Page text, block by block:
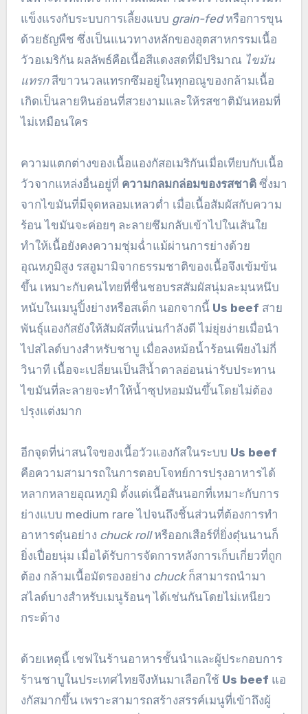
แข็งแรงกับระบบการเลี้ยงแบบ grain-fedหรือการขุน
ด้วยธัญพืช ซึ่งเป็นแนวทางหลักของอุตสาหกรรมเนื้อ
วัวอเมริกัน ผลลัพธ์คือเนื้อสีแดงสดที่มีปริมาณ ไขมัน
แทรกสีขาวนวลแทรกซึมอยู่ในทุกอณูของกล้ามเนื้อ
เกิดเป็นลายหินอ่อนที่สวยงามและให้รสชาติมันหอมที่
ไม่เหมือนใคร
ความแตกต่างของเนื้อแองกัสอเมริกันเมื่อเทียบกับเนื้อ
วัวจากแหล่งอื่นอยู่ที่ ความกลมกล่อมของรสชาติซึ่งมา
จากไขมันที่มีจุดหลอมเหลวต่ำ เมื่อเนื้อสัมผัสกับความ
ร้อน ไขมันจะค่อยๆ ละลายซึมกลับเข้าไปในเส้นใย
ทำให้เนื้อยังคงความชุ่มฉ่ำแม้ผ่านการย่างด้วย
อุณหภูมิสูง รสอูมามิจากธรรมชาติของเนื้อจึงเข้มข้น
ขึ้น เหมาะกับคนไทยที่ชื่นชอบรสสัมผัสนุ่มละมุนหนึบ
หนับในเมนูปิ้งย่างหรือสเต็ก นอกจากนี้ Us beef สาย
พันธุ์แองกัสยังให้สัมผัสที่แน่นกำลังดี ไม่ยุ่ยง่ายเมื่อนำ
ไปสไลด์บางสำหรับชาบู เมื่อลงหม้อน้ำร้อนเพียงไม่กี่
วินาที เนื้อจะเปลี่ยนเป็นสีน้ำตาลอ่อนน่ารับประทาน
ไขมันที่ละลายจะทำให้น้ำซุปหอมมันขึ้นโดยไม่ต้อง
ปรุงแต่งมาก
อีกจุดที่น่าสนใจของเนื้อวัวแองกัสในระบบ Us beef
คือความสามารถในการตอบโจทย์การปรุงอาหารได้
หลากหลายอุณหภูมิ ตั้งแต่เนื้อสันนอกที่เหมาะกับการ
ย่างแบบ medium rare ไปจนถึงชิ้นส่วนที่ต้องการทำ
อาหารตุ๋นอย่าง chuck rollหรืออกเสือร์ที่ยิ่งตุ๋นนานก็
ยิ่งเปื่อยนุ่ม เมื่อได้รับการจัดการหลังการเก็บเกี่ยวที่ถูก
ต้อง กล้ามเนื้อมัดรองอย่าง chuckก็สามารถนำมา
สไลด์บางสำหรับเมนูร้อนๆ ได้เช่นกันโดยไม่เหนียว
กระด้าง
ด้วยเหตุนี้ เชฟในร้านอาหารชั้นนำและผู้ประกอบการ
ร้านชาบูในประเทศไทยจึงหันมาเลือกใช้ Us beef แอ
งกัสมากขึ้น เพราะสามารถสร้างสรรค์เมนูที่เข้าถึงผู้